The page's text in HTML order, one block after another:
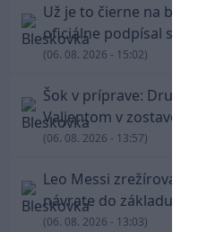
Už je to čierne na bielom:
oficiálne podpísal s
(06. 08. 2026 - 15:02)
Šok v príprave:
Valjentom v zostave zdolala
(06. 08. 2026 - 13:57)
Leo Messi zrežíroval obrat
návrate do základu strelil
(06. 08. 2026 - 13:03)